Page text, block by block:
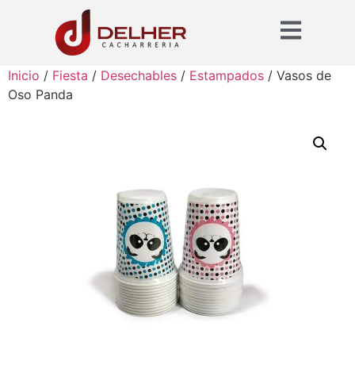
Inicio / Fiesta / Desechables / Estampados / Vasos de
Oso Panda